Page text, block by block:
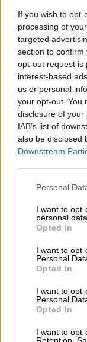
If you wish to
processing of
targeted
section to
opt-out request is
interest-based
us or personal
your opt-out. You
disclosure of
IAB’s list of
also be disclosed
Downstream
Please note that
not limited to
grant or deny
use your data for
consent section.
Personal
I want to
personal data.
Opted In
I want to
Personal
Opted In
I want to
Personal
Opted In
I want to opt-
Ηνωμένο
του.
Η εξέλιξη
την ήττα του
2025, όταν
και VIP
Τότε, η
μετά την
ενεργού
Ο πρίγκιπας
ασφαλείας
και τα δύο
και την
δεν